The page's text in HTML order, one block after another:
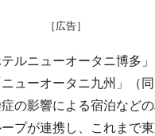
［広告］
ルニューオータニ博多
ューオータニ九州」（
の影響による宿泊など
プが連携し、これまで